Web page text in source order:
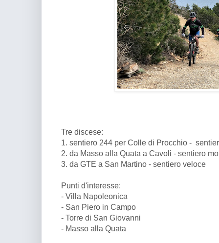
Tre discese:
1. sentiero 244 per Colle di Procchio -
2. da Masso alla Quata a Cavoli - sentiero
3. da GTE a San Martino - sentiero veloce
Punti d'interesse:
- Villa Napoleonica
- San Piero in Campo
- Torre di San Giovanni
- Masso alla Quata